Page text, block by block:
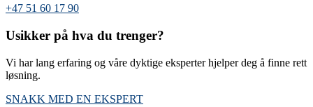
+47 51 60 17 90
Usikker på hva du trenger?
Vi har lang erfaring og våre dyktige eksperter hjelper deg å finne rett
løsning.
SNAKK MED EN EKSPERT